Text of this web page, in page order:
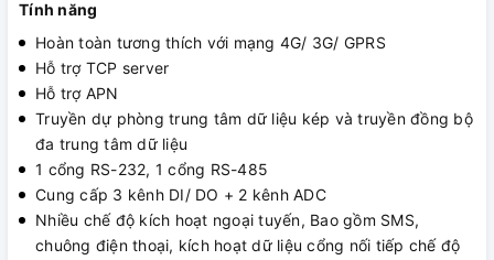
Tính năng
Hoàn toàn tương thích với mạng 4G/ 3G/ GPRS
Hỗ trợ TCP server
Hỗ trợ APN
Truyền dự phòng trung tâm dữ liệu kép và truyền đồng bộ
đa trung tâm dữ liệu
1 cổng RS-232, 1 cổng RS-485
Cung cấp 3 kênh DI/ DO + 2 kênh ADC
Nhiều chế độ kích hoạt ngoại tuyến, Bao gồm SMS,
chuông điện thoại, kích hoạt dữ liệu cổng nối tiếp chế độ